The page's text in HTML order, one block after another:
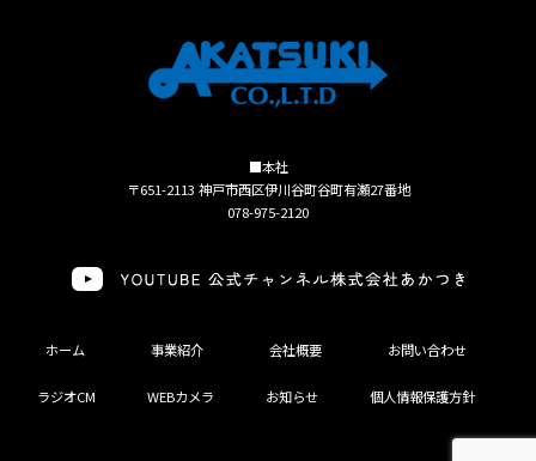
■本社
〒651-2113 神戸市西区伊川谷町谷町有瀬27番地
078-975-2120
ホーム 事業紹介 会社概要 お問い合わせ
ラジオCM WEBカメラ お知らせ 個人情報保護方針